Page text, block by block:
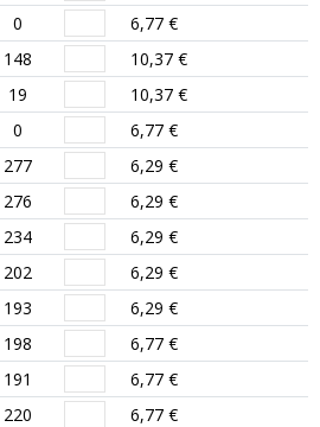
0
6,77 €
148
10,37 €
19
10,37 €
0 6,77 €
277
6,29 €
276
6,29 €
234
6,29 €
202
6,29 €
193
6,29 €
198
6,77 €
191
6,77 €
220
6,77 €